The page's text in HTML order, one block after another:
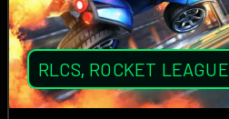
RLCS, ROCKET LEAGUE